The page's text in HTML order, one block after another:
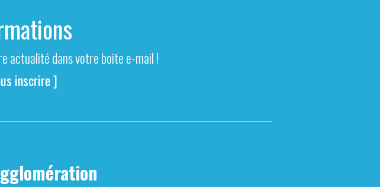
actualité dans votre boite e-mail !
inscrire ]